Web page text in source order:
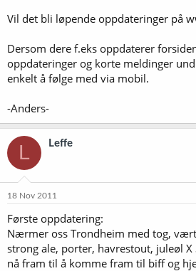
Vil det bli løpende oppdateringer på
Dersom dere f.eks oppdaterer
oppdateringer og korte meldinger
enkelt å følge med via mobil.
-Anders-
L Leffe
18 Nov 2011
Første oppdatering:
Nærmer oss Trondheim med tog,
strong ale, porter, havrestout, juleøl
nå fram til å komme fram til biff og